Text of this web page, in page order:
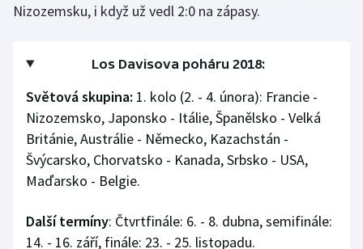
Motorsport
Parasport
Plavání
Plážový volejbal
Rychlobruslení
Nizozemsku, i když už vedl 2:0 na zápasy.
Los Davisova poháru 2018:
Světová skupina: 1. kolo (2. - 4. února): Francie -
Nizozemsko, Japonsko - Itálie, Španělsko - Velká
Británie, Austrálie - Německo, Kazachstán -
Švýcarsko, Chorvatsko - Kanada, Srbsko - USA,
Maďarsko - Belgie.
Další termíny: Čtvrtfinále: 6. - 8. dubna, semifinále:
14. - 16. září, finále: 23. - 25. listopadu.